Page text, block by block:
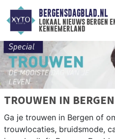
BERGENSDAGBLAD.NL
lokaal nieuws bergen
kennemerland
TROUWEN IN BERGEN
Ga je trouwen in Bergen of
trouwlocaties, bruidsmode,